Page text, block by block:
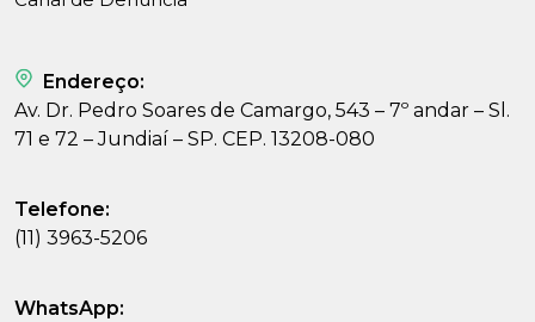
Endereço:
Av. Dr. Pedro Soares de Camargo, 543 – 7º andar – Sl.
71 e 72 – Jundiaí – SP. CEP. 13208-080
Telefone:
(11) 3963-5206
WhatsApp: